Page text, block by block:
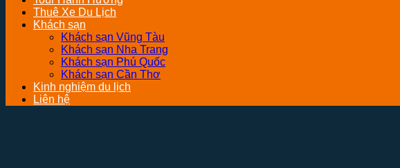
Thuê Xe Du Lịch
Khách sạn
Khách sạn Vũng Tàu
Khách sạn Nha Trang
Khách sạn Phú Quốc
Khách sạn Cần Thơ
Kinh nghiệm du lịch
Liên hệ